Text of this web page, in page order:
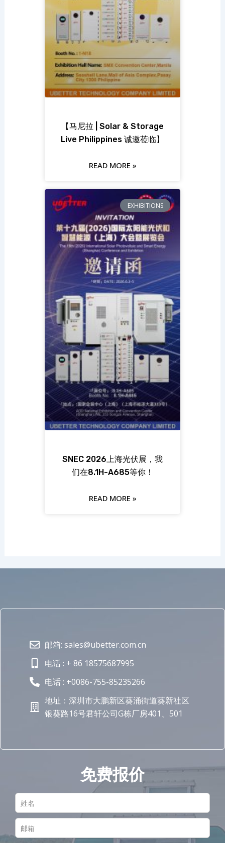
【马尼拉 | Solar & Storage
Live Philippines 诚邀莅临】
READ MORE »
EXHIBITIONS
SNEC 2026上海光伏展，我
们在8.1H-A685等你！
READ MORE »
邮箱: sales@ubetter.com.cn
电话 : + 86 18575687995
电话 : +0086-755-85235266
地址：深圳市大鹏新区葵涌街道葵新社区
银葵路16号君轩公司G栋厂房401、501
免费报价